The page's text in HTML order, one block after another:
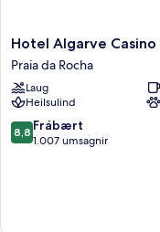
Hotel
Algarve
Casino
Praia
da
Rocha
Hotel Algarve Casino
Praia da Rocha
Laug
Heilsulind
8.8
af
8,8 Frábært
1.007 umsagnir